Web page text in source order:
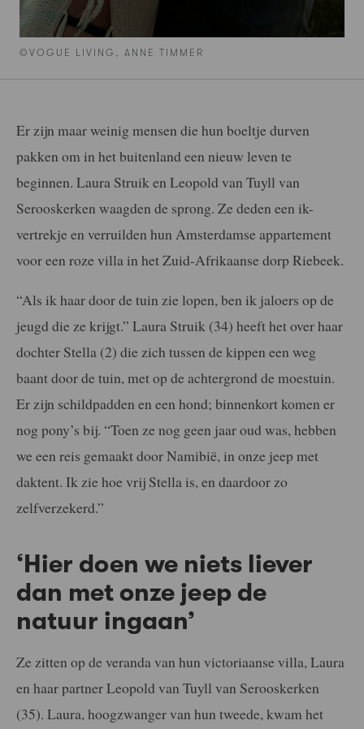
©VOGUE LIVING, ANNE TIMMER
Er zijn maar weinig mensen die hun boeltje durven
pakken om in het buitenland een nieuw leven te
beginnen. Laura Struik en Leopold van Tuyll van
Serooskerken waagden de sprong. Ze deden een ik-
vertrekje en verruilden hun Amsterdamse appartement
voor een roze villa in het Zuid-Afrikaanse dorp Riebeek.
“Als ik haar door de tuin zie lopen, ben ik jaloers op de
jeugd die ze krijgt.” Laura Struik (34) heeft het over haar
dochter Stella (2) die zich tussen de kippen een weg
baant door de tuin, met op de achtergrond de moestuin.
Er zijn schildpadden en een hond; binnenkort komen er
nog pony’s bij. “Toen ze nog geen jaar oud was, hebben
we een reis gemaakt door Namibië, in onze jeep met
daktent. Ik zie hoe vrij Stella is, en daardoor zo
zelfverzekerd.”
‘Hier doen we niets liever
dan met onze jeep de
natuur ingaan’
Ze zitten op de veranda van hun victoriaanse villa, Laura
en haar partner Leopold van Tuyll van Serooskerken
(35). Laura, hoogzwanger van hun tweede, kwam het